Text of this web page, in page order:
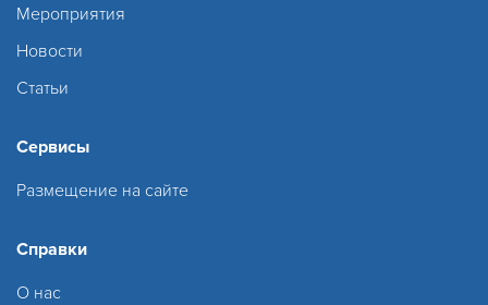
Мероприятия
Новости
Статьи
Сервисы
Размещение на сайте
Справки
О нас